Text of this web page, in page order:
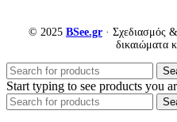
© 2025 BSee.gr · Σχεδιασμός
δικαιώματα
Start typing to see products you